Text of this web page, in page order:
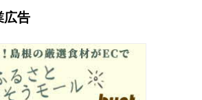
広告